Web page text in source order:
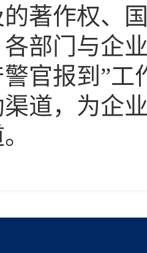
著作权、
部门与企
官报到”工
道，为企